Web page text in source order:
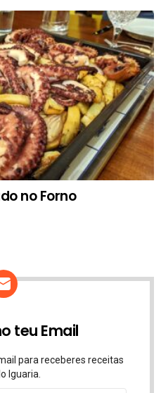
no Forno
teu Email
para receberes receitas
Iguaria.